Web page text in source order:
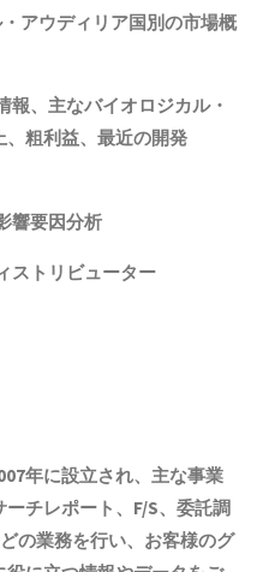
アウディリア国別の市場概
報、主なバイオロジカル・
、粗利益、最近の開発
響要因分析
ストリビューター
年に設立され、主な事業
チレポート、F/S、委託調
の業務を行い、お客様のグ